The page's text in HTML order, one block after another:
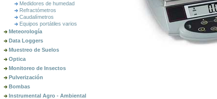
Medidores de humedad
Refractómetros
Caudalímetros
Equipos portátiles varios
Meteorología
Data Loggers
Muestreo de Suelos
Optica
Monitoreo de Insectos
Pulverización
Bombas
Instrumental Agro - Ambiental